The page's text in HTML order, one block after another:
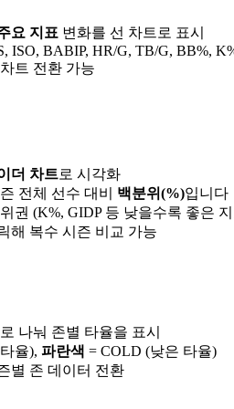
요 지표 변화를 선 차트로 표시
ISO, BABIP, HR/G, TB/G, BB%,
트 전환 가능
더 차트로 시각화
전체 선수 대비 백분위(%)입니다
권 (K%, GIDP 등 낮을수록 좋은
해 복수 시즌 비교 가능
로 나눠 존별 타율을 표시
율), 파란색 = COLD (낮은 타율)
별 존 데이터 전환